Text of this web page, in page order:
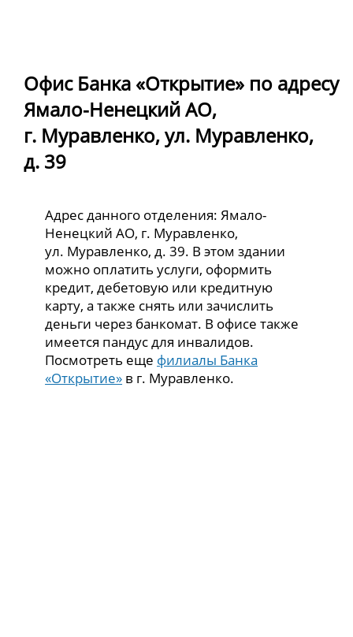
Офис Банка «Открытие» по адресу
Ямало-Ненецкий АО,
г. Муравленко, ул. Муравленко,
д. 39
Адрес данного отделения: Ямало-
Ненецкий АО, г. Муравленко,
ул. Муравленко, д. 39. В этом здании
можно оплатить услуги, оформить
кредит, дебетовую или кредитную
карту, а также снять или зачислить
деньги через банкомат. В офисе также
имеется пандус для инвалидов.
Посмотреть еще филиалы Банка
«Открытие» в г. Муравленко.